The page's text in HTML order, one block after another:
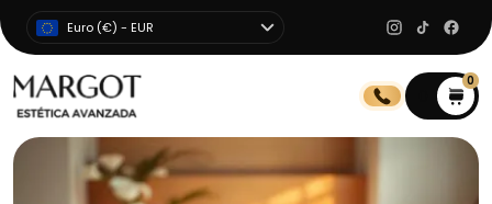
Euro (€) - EUR
0